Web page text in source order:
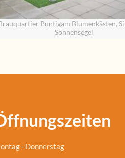
Puntigam Blumenkästen,
Sonnensegel
- Donnerstag